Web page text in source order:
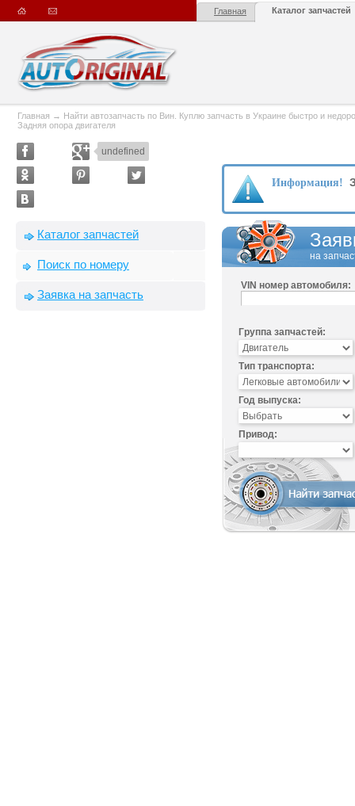
Главная Каталог запчастей
Главная → Найти автозапчасть по Вин. Куплю запчасть в Украине быстро и
Задняя опора двигателя
undefined
Каталог запчастей
Поиск по номеру
Заявка на запчасть
Информация!
на
VIN номер автомобиля:
Группа запчастей:
Тип транспорта:
Год выпуска:
Привод: